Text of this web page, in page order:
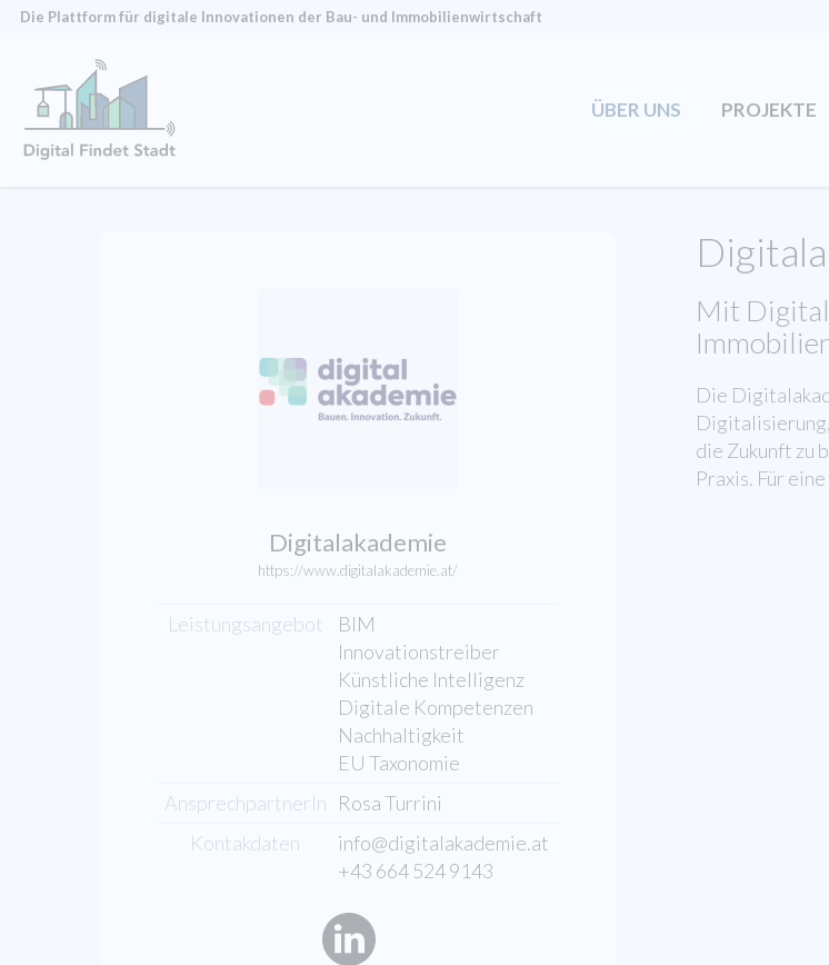
Die Plattform für digitale Innovationen der Bau- und Immobilien­wirtschaft
ÜBER UNS PROJEKTE
Digitalakademie
https://www.digitalakademie.at/
Leistungsangebot
BIM
Innovationstreiber
Künstliche Intelligenz
Digitale Kompetenzen
Nachhaltigkeit
EU Taxonomie
AnsprechpartnerIn Rosa Turrini
Kontakdaten
info@digitalakademie.at
+43 664 524 9143
Mit
Die
die Zukunft zu
Praxis. Für